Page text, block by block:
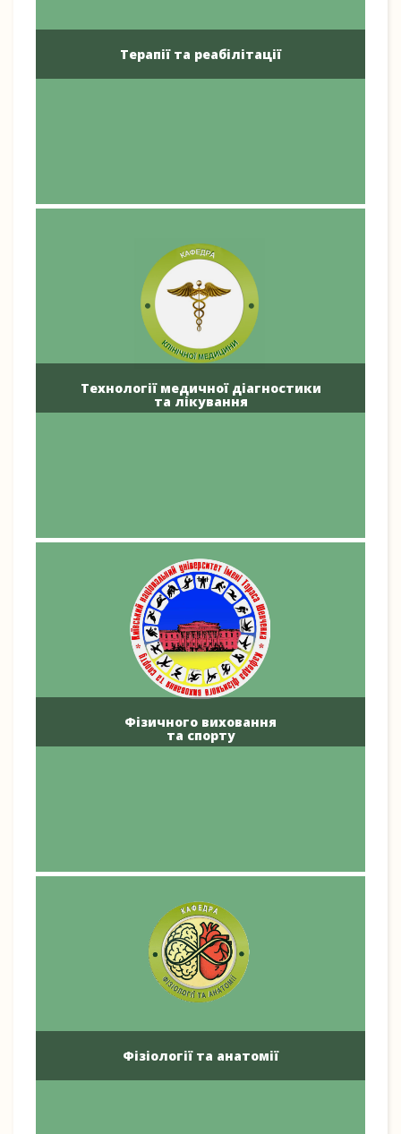
Терапії та реабілітації
Технології медичної діагностики
та лікування
Фізичного виховання
та спорту
Фізіології та анатомії